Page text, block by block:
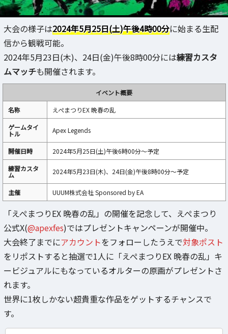
大会の様子は2024年5月25日(土)午後4時00分に始まる生配
信から観戦可能。
2024年5月23日(木)、24日(金)午後8時00分には練習カスタ
ムマッチも開催されます。
イベント概要
名称
えぺまつりEX 晩春の乱
ゲームタイ
トル Apex Legends
開催日時
2024年5月25日(土)午後6時00分～予定
練習カスタ
ム 2024年5月23日(木)、24日(金)午後8時00分～予定
主催 UUUM株式会社 Sponsored by EA
「えぺまつりEX 晩春の乱」の開催を記念して、えぺまつり
公式X(@apexfes)ではプレゼントキャンペーンが開催中。
大会終了までにアカウントをフォローしたうえで対象ポスト
をリポストすると抽選で1人に「えぺまつりEX 晩春の乱」キ
ービジュアルにもなっているオルターの原画がプレゼントさ
れます。
世界に1枚しかない超貴重な作品をゲットするチャンスで
す。